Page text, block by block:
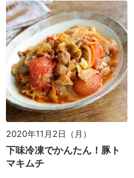
2020年11月2日（月）
下味冷凍でかんたん！豚ト
マキムチ